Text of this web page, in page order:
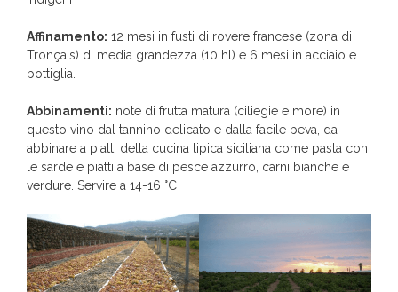
Affinamento: 12 mesi in fusti di rovere francese (zona di
Tronçais) di media grandezza (10 hl) e 6 mesi in acciaio e
bottiglia.
Abbinamenti: note di frutta matura (ciliegie e more) in
questo vino dal tannino delicato e dalla facile beva, da
abbinare a piatti della cucina tipica siciliana come pasta con
le sarde e piatti a base di pesce azzurro, carni bianche e
verdure. Servire a 14-16 °C